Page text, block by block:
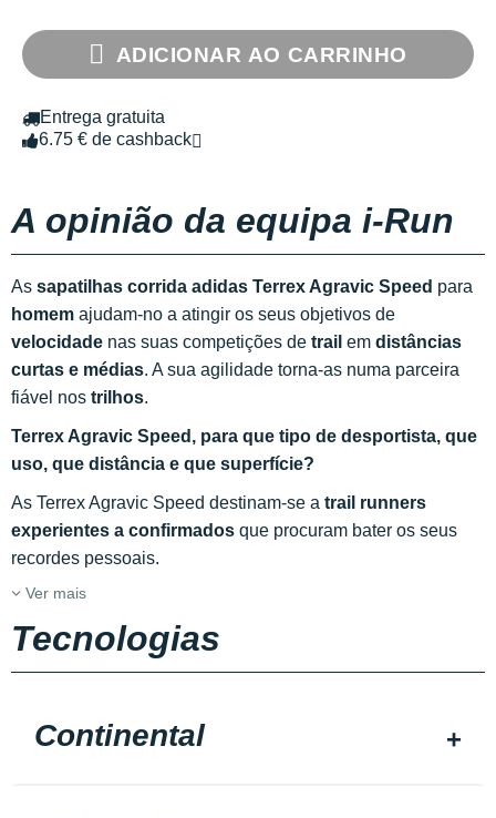
ADICIONAR AO CARRINHO
Entrega gratuita
6.75 € de cashback
A opinião da equipa i-Run
As sapatilhas corrida adidas Terrex Agravic Speed para
homem ajudam-no a atingir os seus objetivos de
velocidade nas suas competições de trail em distâncias
curtas e médias. A sua agilidade torna-as numa parceira
fiável nos trilhos.
Terrex Agravic Speed, para que tipo de desportista, que
uso, que distância e que superfície?
As Terrex Agravic Speed destinam-se a trail runners
experientes a confirmados que procuram bater os seus
recordes pessoais.
Ver mais
Tecnologias
Continental